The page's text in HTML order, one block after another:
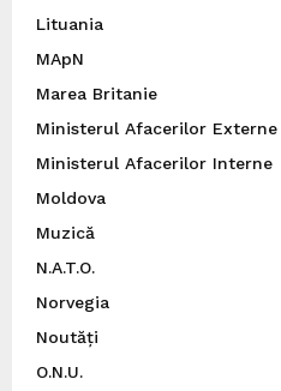
Lituania
MApN
Marea Britanie
Ministerul Afacerilor Externe
Ministerul Afacerilor Interne
Moldova
Muzică
N.A.T.O.
Norvegia
Noutăți
O.N.U.